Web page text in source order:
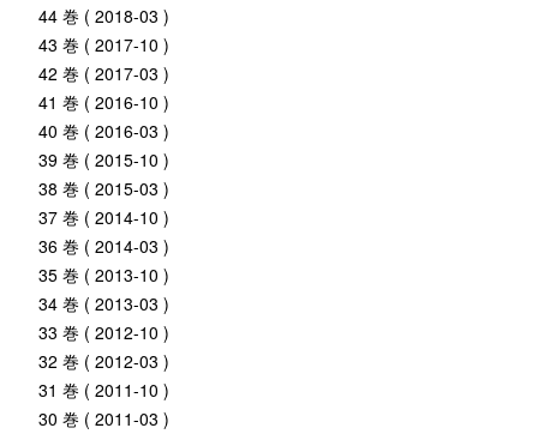
44 巻 ( 2018-03 )
43 巻 ( 2017-10 )
42 巻 ( 2017-03 )
41 巻 ( 2016-10 )
40 巻 ( 2016-03 )
39 巻 ( 2015-10 )
38 巻 ( 2015-03 )
37 巻 ( 2014-10 )
36 巻 ( 2014-03 )
35 巻 ( 2013-10 )
34 巻 ( 2013-03 )
33 巻 ( 2012-10 )
32 巻 ( 2012-03 )
31 巻 ( 2011-10 )
30 巻 ( 2011-03 )